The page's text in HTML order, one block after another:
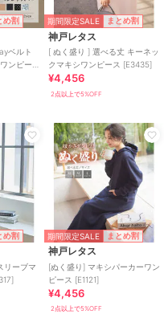
め割
ベルト
ンピー
期間限定SALE まとめ割
神戸レタス
[ ぬく盛り ] 選べる丈 キーネッ
クマキシワンピース [E3435]
¥4,456
2点以上で5%OFF
め割
リーブマ
期間限定SALE まとめ割
神戸レタス
[ぬく盛り] マキシパーカーワン
ピース [E1121]
¥4,456
2点以上で5%OFF